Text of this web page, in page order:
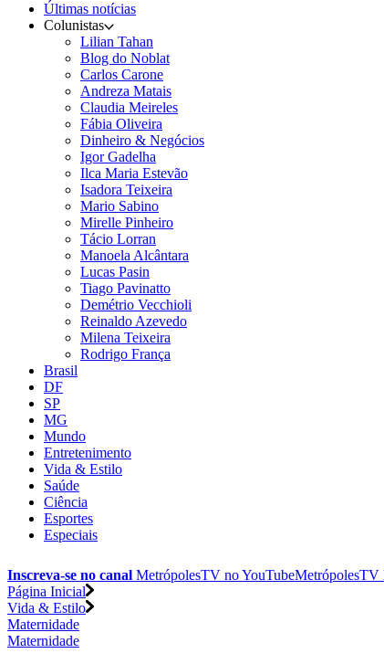
Últimas notícias
Colunistas
Lilian Tahan
Blog do Noblat
Carlos Carone
Andreza Matais
Claudia Meireles
Fábia Oliveira
Dinheiro & Negócios
Igor Gadelha
Ilca Maria Estevão
Isadora Teixeira
Mario Sabino
Mirelle Pinheiro
Tácio Lorran
Manoela Alcântara
Lucas Pasin
Tiago Pavinatto
Demétrio Vecchioli
Reinaldo Azevedo
Milena Teixeira
Rodrigo França
Brasil
DF
SP
MG
Mundo
Entretenimento
Vida & Estilo
Saúde
Ciência
Esportes
Especiais
Inscreva-se no canal MetrópolesTV noYouTubeMetrópolesTV
Página Inicial
Vida & Estilo
Maternidade
Maternidade